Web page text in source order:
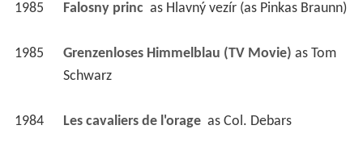
1985 Falosny princ as Hlavný vezír (as Pinkas Braunn)
1985 Grenzenloses Himmelblau (TV Movie) as Tom
Schwarz
1984 Les cavaliers de l'orage as Col. Debars